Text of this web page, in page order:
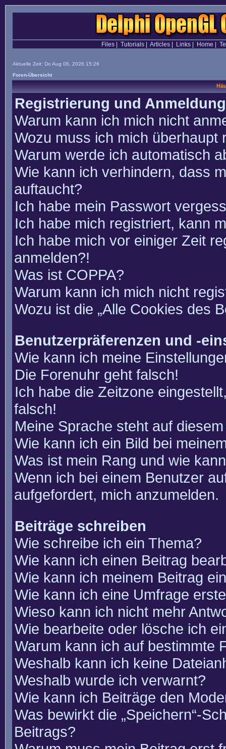
Files| Tutorials| Articles| Links| Home
Aktuelle Zeit: Do Aug 06, 2026 15:26
Foren-Übersicht
Registrierung und Anmeldung
Warum kann ich mich nicht
Wozu muss ich mich überhaupt
Warum werde ich automatisch
Wie kann ich verhindern, dass
auftaucht?
Ich habe mein Passwort
Ich habe mich registriert, kann
Ich habe mich vor einiger Zeit
anmelden?!
Was ist COPPA?
Warum kann ich mich nicht
Wozu ist die „Alle Cookies des
Benutzerpräferenzen und -
Wie kann ich meine
Die Forenuhr geht falsch!
Ich habe die Zeitzone
falsch!
Meine Sprache steht auf
Wie kann ich ein Bild bei
Was ist mein Rang und wie
Wenn ich bei einem Benutzer
aufgefordert, mich anzumelden.
Beiträge schreiben
Wie schreibe ich ein Thema?
Wie kann ich einen Beitrag
Wie kann ich meinem Beitrag
Wie kann ich eine Umfrage
Wieso kann ich nicht mehr
Wie bearbeite oder lösche ich
Warum kann ich auf bestimmte
Weshalb kann ich keine
Weshalb wurde ich verwarnt?
Wie kann ich Beiträge den
Was bewirkt die „Speichern“-
Beitrags?